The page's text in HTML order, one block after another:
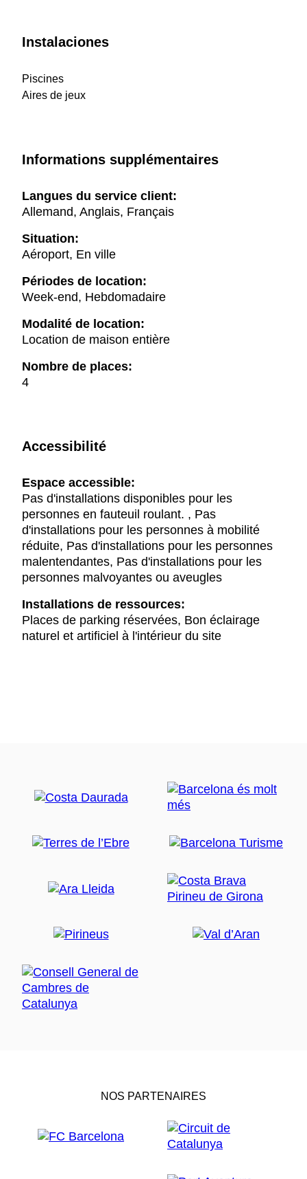
Instalaciones
Piscines
Aires de jeux
Informations supplémentaires
Langues du service client:
Allemand, Anglais, Français
Situation:
Aéroport, En ville
Périodes de location:
Week-end, Hebdomadaire
Modalité de location:
Location de maison entière
Nombre de places:
4
Accessibilité
Espace accessible:
Pas d'installations disponibles pour les
personnes en fauteuil roulant. , Pas
d'installations pour les personnes à mobilité
réduite, Pas d'installations pour les personnes
malentendantes, Pas d'installations pour les
personnes malvoyantes ou aveugles
Installations de ressources:
Places de parking réservées, Bon éclairage
naturel et artificiel à l'intérieur du site
NOS PARTENAIRES